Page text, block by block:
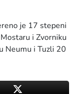
je 17 stepeni
i Zvorniku
Neumu i Tuzli 20